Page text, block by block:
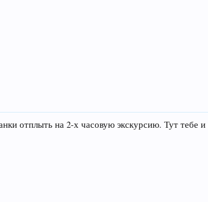
отплыть на 2-х часовую экскурсию. Тут тебе